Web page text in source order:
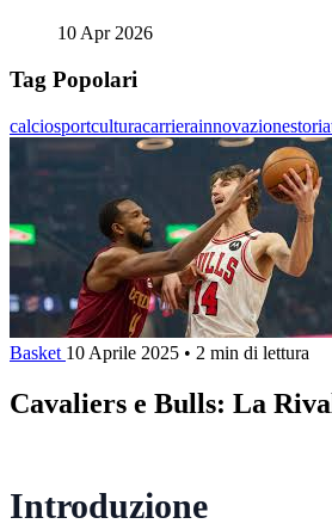
10 Apr 2026
Tag Popolari
calciosportculturacarrierainnovazionestoria
Basket 10 Aprile 2025 • 2 min di lettura
Cavaliers e Bulls: La
Introduzione